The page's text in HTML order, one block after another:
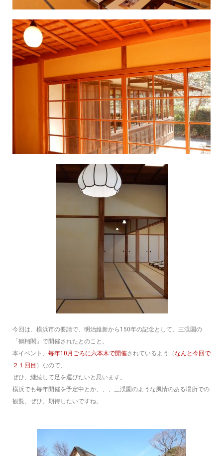
今回は、横浜市の要請で、明治維新から150年の記念として、三渓園の
「鶴翔閣」で開催されたとのこと。
本イベント、 毎年10月ごろに六本木で開催されているよう（なんと今回で
２１回目 ）なので、
ぜひ、継続して足を運びたいと思います。
横浜でも毎年開催を予定中とか、、、三渓園のような風情のある場所での
観覧、ぜひ、期待したいですね。